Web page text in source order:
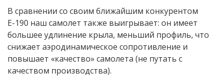
В сравнении со своим ближайшим конкурентом
Е-190 наш самолет также выигрывает: он имеет
большее удлинение крыла, меньший профиль, что
снижает аэродинамическое сопротивление и
повышает «качество» самолета (не путать с
качеством производства).